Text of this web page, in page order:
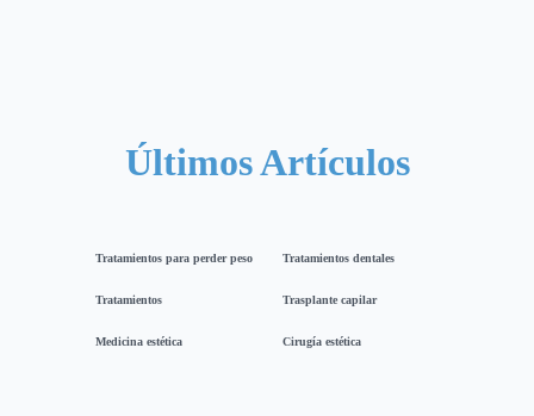
Últimos Artículos
Tratamientos para perder peso Tratamientos dentales
Tratamientos Trasplante capilar
Medicina estética Cirugía estética